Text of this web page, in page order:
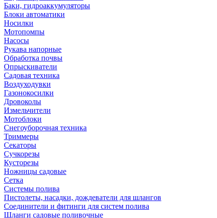
Баки, гидроаккумуляторы
Блоки автоматики
Носилки
Мотопомпы
Насосы
Рукава напорные
Обработка почвы
Опрыскиватели
Садовая техника
Воздуходувки
Газонокосилки
Дровоколы
Измельчители
Мотоблоки
Снегоуборочная техника
Триммеры
Секаторы
Сучкорезы
Кусторезы
Ножницы садовые
Сетка
Системы полива
Пистолеты, насадки, дождеватели для шлангов
Соединители и фитинги для систем полива
Шланги садовые поливочные